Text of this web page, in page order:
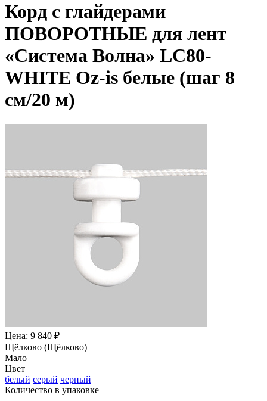
Корд с глайдерами
ПОВОРОТНЫЕ для лент
«Система Волна» LC80-
WHITE Oz-is белые (шаг 8
см/20 м)
Цена: 9 840 ₽
Щёлково (Щёлково)
Мало
Цвет
белый серый черный
Количество в упаковке